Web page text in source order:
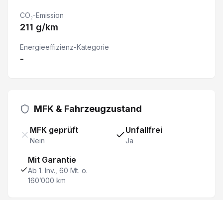
Nebelscheinwerfer
Müdigkeitswarner
Reifendruckkontrolle
Beifahrer Doppelsitzbank
Touchscreen
CO₂-Emission
211 g/km
Energieeffizienz-Kategorie
-
MFK & Fahrzeugzustand
MFK geprüft
Nein
Unfallfrei
Ja
Mit Garantie
Ab 1. Inv., 60 Mt. o.
160’000 km